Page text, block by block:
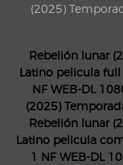
(2025)
Rebelión lunar
Latino pelicula full
NF WEB-DL
(2025)
Rebelión lunar
Latino pelicula
1 NF WEB-DL